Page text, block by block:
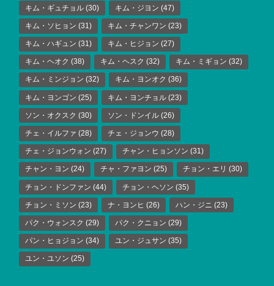
キム・ギュチョル (30) キム・ジヨン (47)
キム・ソヒョン (31) キム・チャンワン (23)
キム・ハギュン (31) キム・ヒジョン (27)
キム・ヘオク (38) キム・ヘスク (32) キム・ミギョン (32)
キム・ミンジョン (32) キム・ヨンオク (36)
キム・ヨンゴン (25) キム・ヨンチョル (23)
ソン・オクスク (30) ソン・ドンイル (26)
チェ・イルファ (28) チェ・ジョンウ (28)
チェ・ジョンウォン (27) チャン・ヒョンソン (31)
チャン・ヨン (24) チャ・ファヨン (25) チョン・エリ (30)
チョン・ドンファン (44) チョン・ヘソン (35)
チョン・ミソン (23) ナ・ヨンヒ (26) ハン・ジニ (23)
パク・ウォンスク (29) パク・クニョン (29)
パン・ヒョジョン (34) ユン・ジュサン (35)
ユン・ユソン (25)